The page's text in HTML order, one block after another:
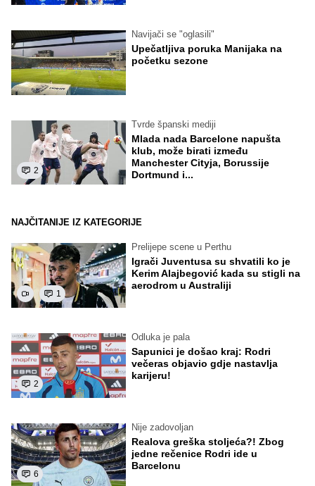
Navijači se "oglasili"
Upečatljiva poruka Manijaka na
početku sezone
2
Tvrde španski mediji
Mlada nada Barcelone napušta
klub, može birati između
Manchester Cityja, Borussije
Dortmund i...
NAJČITANIJE IZ KATEGORIJE
1
Prelijepe scene u Perthu
Igrači Juventusa su shvatili ko je
Kerim Alajbegović kada su stigli na
aerodrom u Australiji
2
Odluka je pala
Sapunici je došao kraj: Rodri
večeras objavio gdje nastavlja
karijeru!
6
Nije zadovoljan
Realova greška stoljeća?! Zbog
jedne rečenice Rodri ide u
Barcelonu